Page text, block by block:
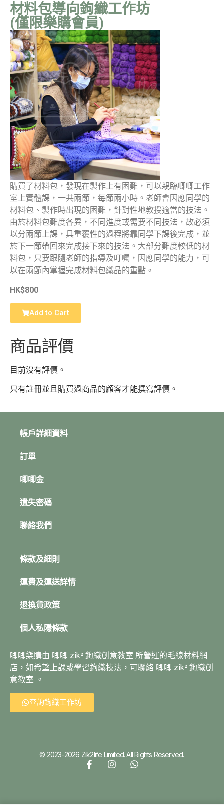
材料包導向鉤織工作坊
(僅限樂購會員)
購買了材料包，發現在製作上有困難，可以親臨唧唧工作
室上實體課，一共兩節，每節兩小時。老師會因應同學的
材料包、製作時出現的困難，針對性地教授適當的技法。
由於材料包難度各異，不同進度或需要不同技法，故必須
以分兩節上課，具重覆性的過程將靠同學下課後完成，並
於下一節帶回來完成接下來的技法。大部分難度較低的材
料包，只要跟隨老師的指導及叮囑，因應同學的能力，可
以在兩節內掌握完成材料包織品的重點。
HK$800
Add to Cart
商品評價
目前沒有評價。
只有註冊並且購買過商品的顧客才能撰寫評價。
帳戶詳細資料
訂單
唧唧金
遺失密碼
聯絡我們
條款及細則
運費及運送詳情
退換貨政策
個人私隱條款
唧唧樂購由 唧唧 zik² 鉤織創意教室 所營運的毛線材料網
店，如希望上課或學習鉤織技法，可聯絡 唧唧 zik² 鉤織創
意教室 。
查詢鉤織工作坊
© 2023-2026 Zik2life Limited. All Rights Reserved.